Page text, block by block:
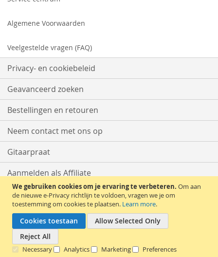
We gebruiken cookies om je ervaring te verbeteren. Om aan
de nieuwe e-Privacy richtlijn te voldoen, vragen we je om
toestemming om cookies te plaatsen. Learn more.
Cookies toestaan
Allow Selected Only
Reject All
Necessary Analytics Marketing Preferences
Algemene Voorwaarden
Veelgestelde vragen (FAQ)
Privacy- en cookiebeleid
Geavanceerd zoeken
Bestellingen en retouren
Neem contact met ons op
Gitaarpraat
Aanmelden als Affiliate
Start met Verkopen